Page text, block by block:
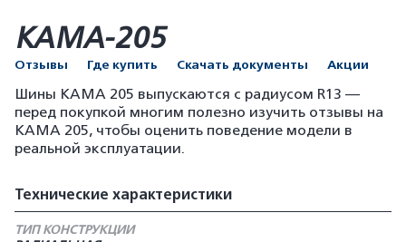
КАМА-205
Отзывы Где купить Скачать документы Акции
Шины КАМА 205 выпускаются с радиусом R13 —
перед покупкой многим полезно изучить отзывы на
КАМА 205, чтобы оценить поведение модели в
реальной эксплуатации.
Технические характеристики
ТИП КОНСТРУКЦИИ